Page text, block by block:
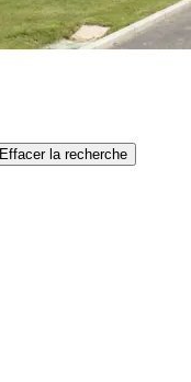
Effacer la recherche